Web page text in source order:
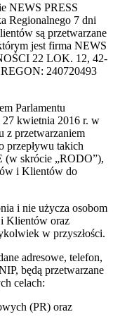
NEWS PRESS
Regionalnego 7 dni
są przetwarzane
jest firma NEWS
22 LOK. 12, 42-
240720493
Parlamentu
kwietnia 2016 r. w
z przetwarzaniem
przepływu takich
(w skrócie „RODO”),
i Klientów do
i nie użycza osobom
Klientów oraz
w przyszłości.
adresowe, telefon,
będą przetwarzane
celach:
(PR) oraz